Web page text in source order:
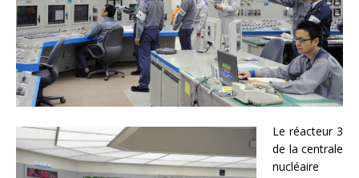
Le réacteur 3
de la centrale
nucléaire